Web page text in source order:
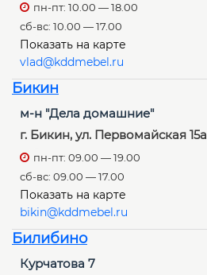
пн-пт: 10.00 — 18.00
сб-вс: 10.00 — 17.00
Показать на карте
vlad@kddmebel.ru
Бикин
м-н "Дела домашние"
г. Бикин, ул. Первомайская 15а
пн-пт: 09.00 — 19.00
сб-вс: 09.00 — 17.00
Показать на карте
bikin@kddmebel.ru
Билибино
Курчатова 7